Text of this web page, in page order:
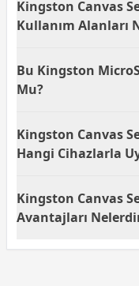
okuma hızı
yüksek
Kingston Canvas
Kullanım Alanları
telefonlar,
uyumlu cihazlarda
Bu Kingston
Mu?
birlikte bir adaptör
kartınızı SD kart
kullanabilirsiniz.
Kingston Canvas
Hangi Cihazlarla
telefonlar,
cihazlarla
SD kart girişine
Kingston Canvas
Avantajları
Kingston Canvas